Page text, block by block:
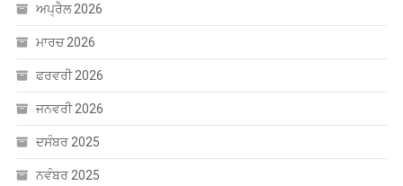
ਅਪ੍ਰੈਲ 2026
ਮਾਰਚ 2026
ਫਰਵਰੀ 2026
ਜਨਵਰੀ 2026
ਦਸੰਬਰ 2025
ਨਵੰਬਰ 2025